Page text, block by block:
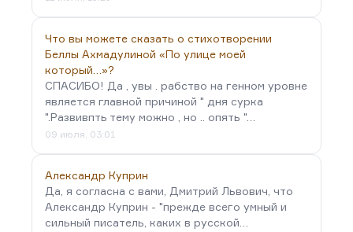
Что вы можете сказать о стихотворении
Беллы Ахмадулиной «По улице моей
который…»?
СПАСИБО! Да , увы . рабство на генном уровне
является главной причиной " дня сурка
".Развивпть тему можно , но .. опять "…
09 июля, 03:01
Александр Куприн
Да, я согласна с вами, Дмитрий Львович, что
Александр Куприн - "прежде всего умный и
сильный писатель, каких в русской…